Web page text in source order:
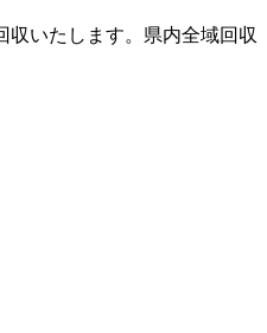
収いたします。県内全域回収